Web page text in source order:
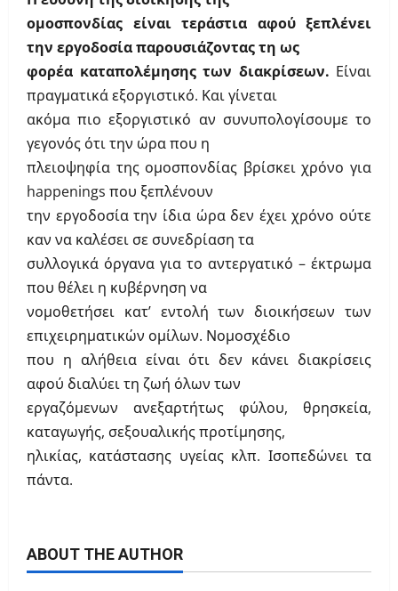
ομοσπονδίας είναι τεράστια αφού ξεπλένει
την εργοδοσία παρουσιάζοντας τη ως
φορέα καταπολέμησης των διακρίσεων. Είναι
πραγματικά εξοργιστικό. Και γίνεται
ακόμα πιο εξοργιστικό αν συνυπολογίσουμε το
γεγονός ότι την ώρα που η
πλειοψηφία της ομοσπονδίας βρίσκει χρόνο για
happenings που ξεπλένουν
την εργοδοσία την ίδια ώρα δεν έχει χρόνο ούτε
καν να καλέσει σε συνεδρίαση τα
συλλογικά όργανα για το αντεργατικό – έκτρωμα
που θέλει η κυβέρνηση να
νομοθετήσει κατ’ εντολή των διοικήσεων των
επιχειρηματικών ομίλων. Νομοσχέδιο
που η αλήθεια είναι ότι δεν κάνει διακρίσεις
αφού διαλύει τη ζωή όλων των
εργαζόμενων ανεξαρτήτως φύλου, θρησκεία,
καταγωγής, σεξουαλικής προτίμησης,
ηλικίας, κατάστασης υγείας κλπ. Ισοπεδώνει τα
πάντα.
ABOUT THE AUTHOR